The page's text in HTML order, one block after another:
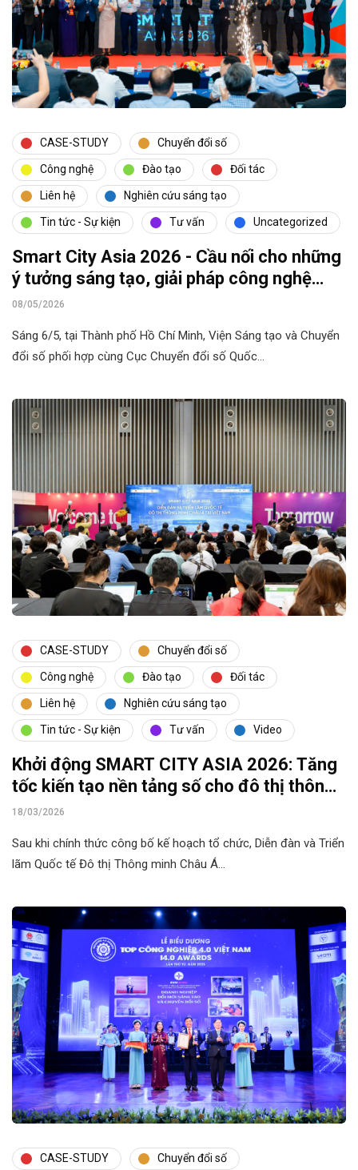
CASE-STUDY Chuyển đổi số
Công nghệ Đào tạo Đối tác
Liên hệ Nghiên cứu sáng tạo
Tin tức - Sự kiện Tư vấn Uncategorized
Smart City Asia 2026 - Cầu nối cho những
ý tưởng sáng tạo, giải pháp công nghệ
hiện đại cho chuyển đổi số và đô thị thông
08/05/2026
Sáng 6/5, tại Thành phố Hồ Chí Minh, Viện Sáng tạo và Chuyển
đổi số phối hợp cùng Cục Chuyển đổi số Quốc…
CASE-STUDY Chuyển đổi số
Công nghệ Đào tạo Đối tác
Liên hệ Nghiên cứu sáng tạo
Tin tức - Sự kiện Tư vấn Video
Khởi động SMART CITY ASIA 2026: Tăng
tốc kiến tạo nền tảng số cho đô thị thông
minh Việt Nam
18/03/2026
Sau khi chính thức công bố kế hoạch tổ chức, Diễn đàn và Triển
lãm Quốc tế Đô thị Thông minh Châu Á…
CASE-STUDY Chuyển đổi số